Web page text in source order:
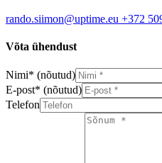
rando.siimon@uptime.eu +372
Võta ühendust
Nimi* (nõutud)
E-post* (nõutud)
Telefon